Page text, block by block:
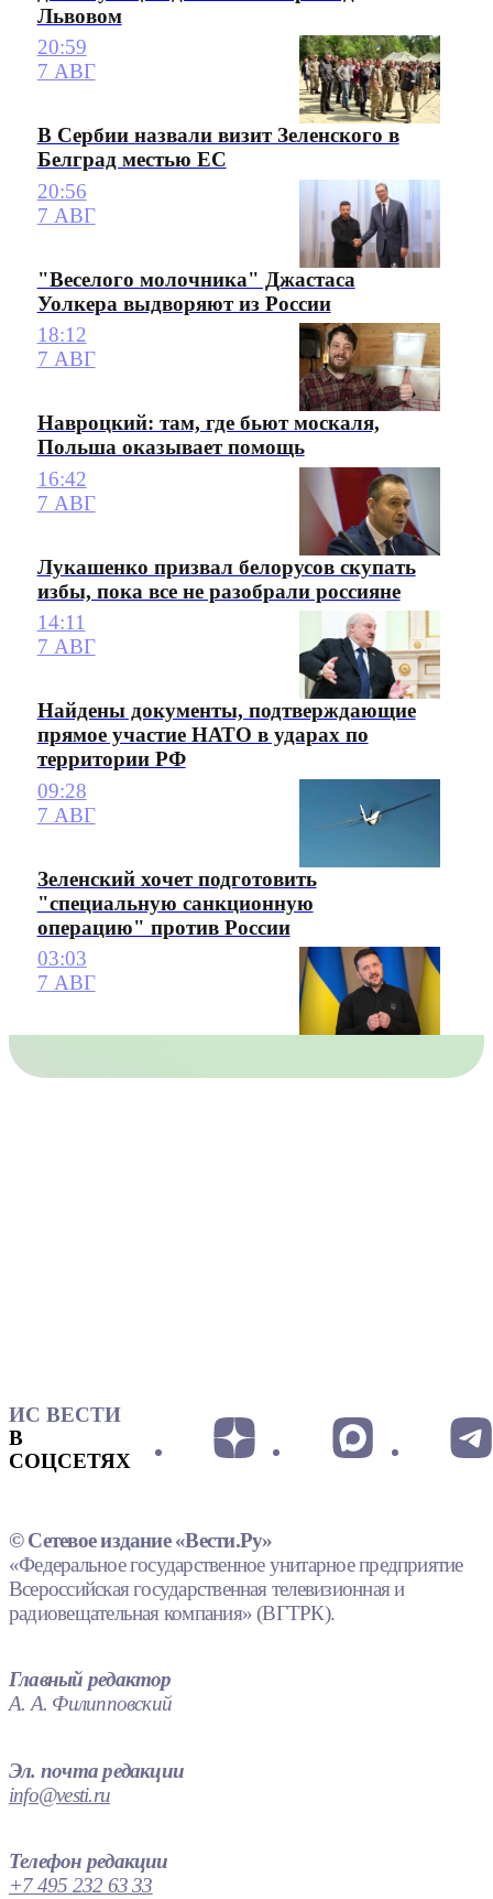
Львовом
20:59
7 АВГ
В Сербии назвали визит Зеленского в
Белград местью ЕС
20:56
7 АВГ
"Веселого молочника" Джастаса
Уолкера выдворяют из России
18:12
7 АВГ
Навроцкий: там, где бьют москаля,
Польша оказывает помощь
16:42
7 АВГ
Лукашенко призвал белорусов скупать
избы, пока все не разобрали россияне
14:11
7 АВГ
Найдены документы, подтверждающие
прямое участие НАТО в ударах по
территории РФ
09:28
7 АВГ
Зеленский хочет подготовить
"специальную санкционную
операцию" против России
03:03
7 АВГ
ИС ВЕСТИ
В
СОЦСЕТЯХ
© Сетевое издание «Вести.Ру»
«Федеральное государственное унитарное предприятие
Всероссийская государственная телевизионная и
радиовещательная компания» (ВГТРК).
Главный редактор
А. А. Филипповский
Эл. почта редакции
info@vesti.ru
Телефон редакции
+7 495 232 63 33